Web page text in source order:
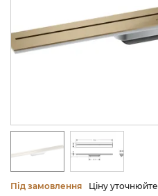
Під замовлення
Ціну уточнюйте